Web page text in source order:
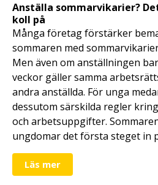
Anställa sommarvikarier?
koll på
Många företag förstärker
sommaren med
Men även om anställningen
veckor gäller samma
andra anställda. För unga
dessutom särskilda regler
och arbetsuppgifter.
ungdomar det första steget in
Läs mer